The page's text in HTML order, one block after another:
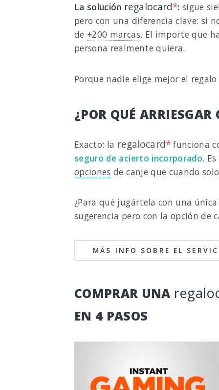
La solución regalocard*: sigue
pero con una diferencia clave: si
de +200 marcas. El importe que
persona realmente quiera.
Porque nadie elige mejor el
¿POR QUÉ
Exacto: la regalocard*funciona
seguro de acierto incorporado.
opciones de canje que cuando
¿Para qué jugártela con una
sugerencia pero con la opción de
MÁS INFO SOBRE EL
COMPRAR UNA
EN 4 PASOS